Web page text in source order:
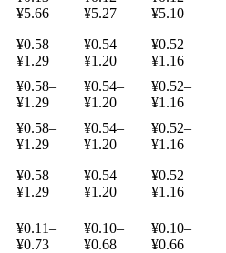
¥5.66
¥5.27
¥5.10
¥0.58–
¥1.29
¥0.54–
¥1.20
¥0.52–
¥1.16
¥0.58–
¥1.29
¥0.54–
¥1.20
¥0.52–
¥1.16
¥0.58–
¥1.29
¥0.54–
¥1.20
¥0.52–
¥1.16
¥0.58–
¥1.29
¥0.54–
¥1.20
¥0.52–
¥1.16
¥0.11–
¥0.73
¥0.10–
¥0.68
¥0.10–
¥0.66